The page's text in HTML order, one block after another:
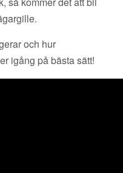
och hur
igång på bästa sätt!